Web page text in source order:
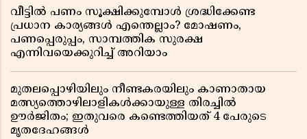
വീട്ടിൽ പണം സൂക്ഷിക്കുമ്പോൾ ശ്രദ്ധിക്കേണ്ട
പ്രധാന കാര്യങ്ങൾ എന്തെല്ലാം? മോഷണം,
പണപ്പെരുപ്പം, സാമ്പത്തിക സുരക്ഷ
എന്നിവയെക്കുറിച്ച് അറിയാം
മുതലപ്പൊഴിയിലും നീണ്ടകരയിലും കാണാതായ
മത്സ്യത്തൊഴിലാളികൾക്കായുള്ള തിരച്ചിൽ
ഊർജിതം; ഇതുവരെ കണ്ടെത്തിയത് 4 പേരുടെ
മൃതദേഹങ്ങൾ